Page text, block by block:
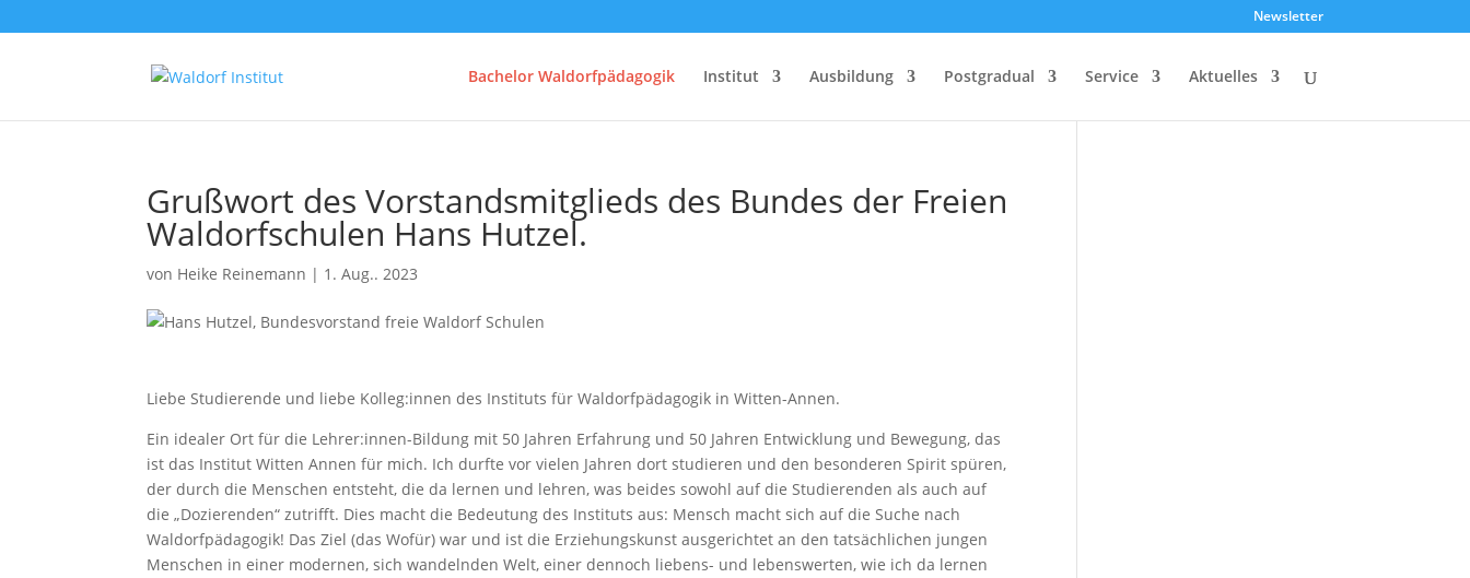
Newsletter
Bachelor Waldorfpädagogik Institut Ausbildung Postgradual Service Aktuelles
Grußwort des Vorstandsmitglieds des Bundes der Freien
Waldorfschulen Hans Hutzel.
von Heike Reinemann | 1. Aug.. 2023
Liebe Studierende und liebe Kolleg:innen des Instituts für Waldorfpädagogik in Witten-Annen.
Ein idealer Ort für die Lehrer:innen-Bildung mit 50 Jahren Erfahrung und 50 Jahren Entwicklung und Bewegung, das
ist das Institut Witten Annen für mich. Ich durfte vor vielen Jahren dort studieren und den besonderen Spirit spüren,
der durch die Menschen entsteht, die da lernen und lehren, was beides sowohl auf die Studierenden als auch auf
die „Dozierenden“ zutrifft. Dies macht die Bedeutung des Instituts aus: Mensch macht sich auf die Suche nach
Waldorfpädagogik! Das Ziel (das Wofür) war und ist die Erziehungskunst ausgerichtet an den tatsächlichen jungen
Menschen in einer modernen, sich wandelnden Welt, einer dennoch liebens- und lebenswerten, wie ich da lernen